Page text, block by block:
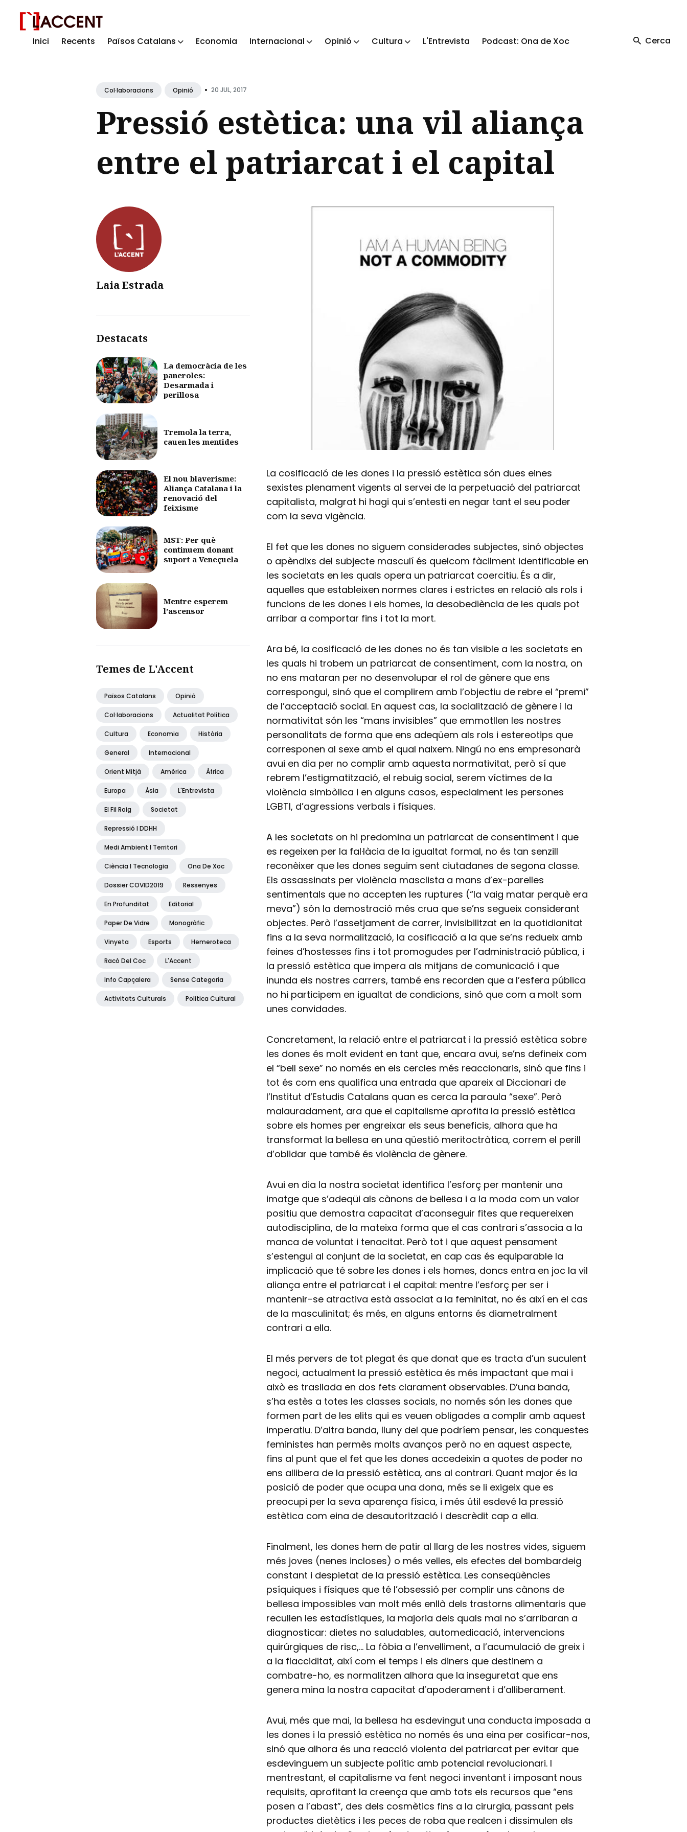
Inici Recents Països Catalans Economia Internacional Opinió Cultura L'Entrevista Podcast: Ona de Xoc Cerca
Blog
Col·laboracions Opinió • 20 JUL, 2017
Pressió estètica: una vil aliança
entre el patriarcat i el capital
Laia Estrada
Destacats
La democràcia de les
paneroles:
Desarmada i
perillosa
Tremola la terra,
cauen les mentides
El nou blaverisme:
Aliança Catalana i la
renovació del
feixisme
MST: Per què
continuem donant
suport a Veneçuela
Mentre esperem
l’ascensor
Temes de L'Accent
Països Catalans Opinió
Col·laboracions Actualitat Política
Cultura Economia Història
General Internacional
Orient Mitjà Amèrica Àfrica
Europa Àsia L'Entrevista
El Fil Roig Societat
Repressió I DDHH
Medi Ambient I Territori
Ciència I Tecnologia Ona De Xoc
Dossier COVID2019 Ressenyes
En Profunditat Editorial
Paper De Vidre Monogràfic
Vinyeta Esports Hemeroteca
Racó Del Coc L'Accent
Info Capçalera Sense Categoria
Activitats Culturals Política Cultural
La cosificació de les dones i la pressió estètica són dues eines
sexistes plenament vigents al servei de la perpetuació del patriarcat
capitalista, malgrat hi hagi qui s’entesti en negar tant el seu poder
com la seva vigència.
El fet que les dones no siguem considerades subjectes, sinó objectes
o apèndixs del subjecte masculí és quelcom fàcilment identificable en
les societats en les quals opera un patriarcat coercitiu. És a dir,
aquelles que estableixen normes clares i estrictes en relació als rols i
funcions de les dones i els homes, la desobediència de les quals pot
arribar a comportar fins i tot la mort.
Ara bé, la cosificació de les dones no és tan visible a les societats en
les quals hi trobem un patriarcat de consentiment, com la nostra, on
no ens mataran per no desenvolupar el rol de gènere que ens
correspongui, sinó que el complirem amb l’objectiu de rebre el “premi”
de l’acceptació social. En aquest cas, la socialització de gènere i la
normativitat són les “mans invisibles” que emmotllen les nostres
personalitats de forma que ens adeqüem als rols i estereotips que
corresponen al sexe amb el qual naixem. Ningú no ens empresonarà
avui en dia per no complir amb aquesta normativitat, però sí que
rebrem l’estigmatització, el rebuig social, serem víctimes de la
violència simbòlica i en alguns casos, especialment les persones
LGBTI, d’agressions verbals i físiques.
A les societats on hi predomina un patriarcat de consentiment i que
es regeixen per la fal·làcia de la igualtat formal, no és tan senzill
reconèixer que les dones seguim sent ciutadanes de segona classe.
Els assassinats per violència masclista a mans d’ex-parelles
sentimentals que no accepten les ruptures (“la vaig matar perquè era
meva”) són la demostració més crua que se’ns segueix considerant
objectes. Però l’assetjament de carrer, invisibilitzat en la quotidianitat
fins a la seva normalització, la cosificació a la que se’ns redueix amb
feines d’hostesses fins i tot promogudes per l’administració pública, i
la pressió estètica que impera als mitjans de comunicació i que
inunda els nostres carrers, també ens recorden que a l’esfera pública
no hi participem en igualtat de condicions, sinó que com a molt som
unes convidades.
Concretament, la relació entre el patriarcat i la pressió estètica sobre
les dones és molt evident en tant que, encara avui, se’ns defineix com
el “bell sexe” no només en els cercles més reaccionaris, sinó que fins i
tot és com ens qualifica una entrada que apareix al Diccionari de
l’Institut d’Estudis Catalans quan es cerca la paraula “sexe”. Però
malauradament, ara que el capitalisme aprofita la pressió estètica
sobre els homes per engreixar els seus beneficis, alhora que ha
transformat la bellesa en una qüestió meritoctràtica, correm el perill
d’oblidar que també és violència de gènere.
Avui en dia la nostra societat identifica l’esforç per mantenir una
imatge que s’adeqüi als cànons de bellesa i a la moda com un valor
positiu que demostra capacitat d’aconseguir fites que requereixen
autodisciplina, de la mateixa forma que el cas contrari s’associa a la
manca de voluntat i tenacitat. Però tot i que aquest pensament
s’estengui al conjunt de la societat, en cap cas és equiparable la
implicació que té sobre les dones i els homes, doncs entra en joc la vil
aliança entre el patriarcat i el capital: mentre l’esforç per ser i
mantenir-se atractiva està associat a la feminitat, no és així en el cas
de la masculinitat; és més, en alguns entorns és diametralment
contrari a ella.
El més pervers de tot plegat és que donat que es tracta d’un suculent
negoci, actualment la pressió estètica és més impactant que mai i
això es trasllada en dos fets clarament observables. D’una banda,
s’ha estès a totes les classes socials, no només són les dones que
formen part de les elits qui es veuen obligades a complir amb aquest
imperatiu. D’altra banda, lluny del que podríem pensar, les conquestes
feministes han permès molts avanços però no en aquest aspecte,
fins al punt que el fet que les dones accedeixin a quotes de poder no
ens allibera de la pressió estètica, ans al contrari. Quant major és la
posició de poder que ocupa una dona, més se li exigeix que es
preocupi per la seva aparença física, i més útil esdevé la pressió
estètica com eina de desautorització i descrèdit cap a ella.
Finalment, les dones hem de patir al llarg de les nostres vides, siguem
més joves (nenes incloses) o més velles, els efectes del bombardeig
constant i despietat de la pressió estètica. Les conseqüències
psíquiques i físiques que té l’obsessió per complir uns cànons de
bellesa impossibles van molt més enllà dels trastorns alimentaris que
recullen les estadístiques, la majoria dels quals mai no s’arribaran a
diagnosticar: dietes no saludables, automedicació, intervencions
quirúrgiques de risc,… La fòbia a l’envelliment, a l’acumulació de greix i
a la flacciditat, així com el temps i els diners que destinem a
combatre-ho, es normalitzen alhora que la inseguretat que ens
genera mina la nostra capacitat d’apoderament i d’alliberament.
Avui, més que mai, la bellesa ha esdevingut una conducta imposada a
les dones i la pressió estètica no només és una eina per cosificar-nos,
sinó que alhora és una reacció violenta del patriarcat per evitar que
esdevinguem un subjecte polític amb potencial revolucionari. I
mentrestant, el capitalisme va fent negoci inventant i imposant nous
requisits, aprofitant la creença que amb tots els recursos que “ens
posen a l’abast”, des dels cosmètics fins a la cirurgia, passant pels
productes dietètics i les peces de roba que realcen i dissimulen els